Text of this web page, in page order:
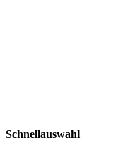
Schnellauswahl